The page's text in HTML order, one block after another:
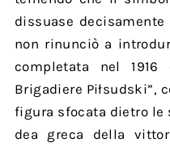
dissuase
non rinunciò a
completata nel
Brigadiere Piłsudski”,
figura sfocata dietro le
dea greca della